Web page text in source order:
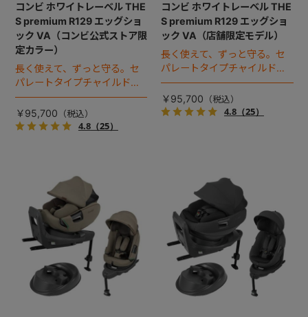
コンビ ホワイトレーベル THE
S premium R129 エッグショ
ック VA（コンビ公式ストア限
定カラー）
長く使えて、ずっと守る。セ
パレートタイプチャイルドシ
ートのロングユースモデル。
￥95,700
4.8（25）
コンビ ホワイトレーベル THE
S premium R129 エッグショ
ック VA（店舗限定モデル）
長く使えて、ずっと守る。セ
パレートタイプチャイルドシ
ートのロングユースモデル。
￥95,700
4.8（25）